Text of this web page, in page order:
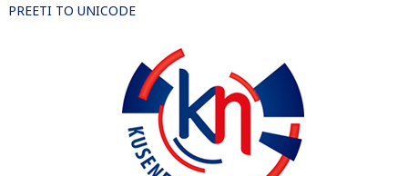
PREETI TO UNICODE